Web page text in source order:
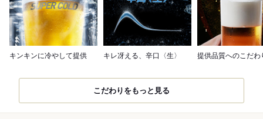
キンキンに冷やして提供 キレ冴える、辛口〈生〉 提供品質へのこだわ
こだわりをもっと見る